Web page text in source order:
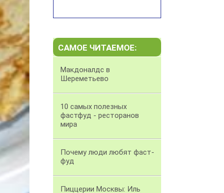
САМОЕ ЧИТАЕМОЕ:
Макдоналдс в
Шереметьево
10 самых полезных
фастфуд - ресторанов
мира
Почему люди любят фаст-
фуд
Пиццерии Москвы: Иль